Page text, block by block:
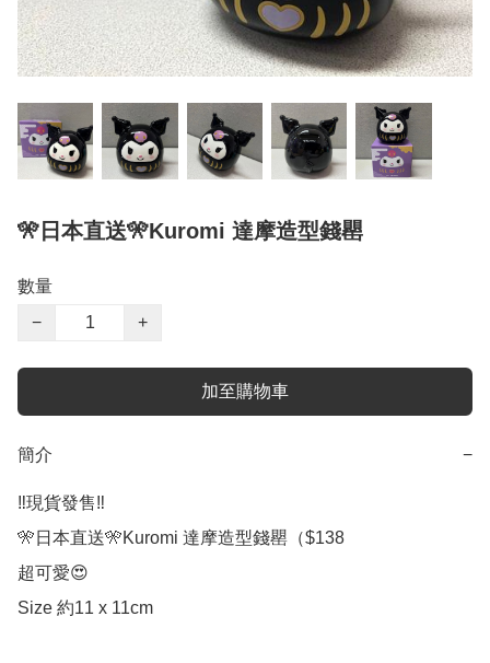
🎌日本直送🎌Kuromi 達摩造型錢罌
數量
−
+
加至購物車
簡介 −
‼️現貨發售‼️
🎌日本直送🎌Kuromi 達摩造型錢罌（$138
超可愛😍
Size 約11 x 11cm